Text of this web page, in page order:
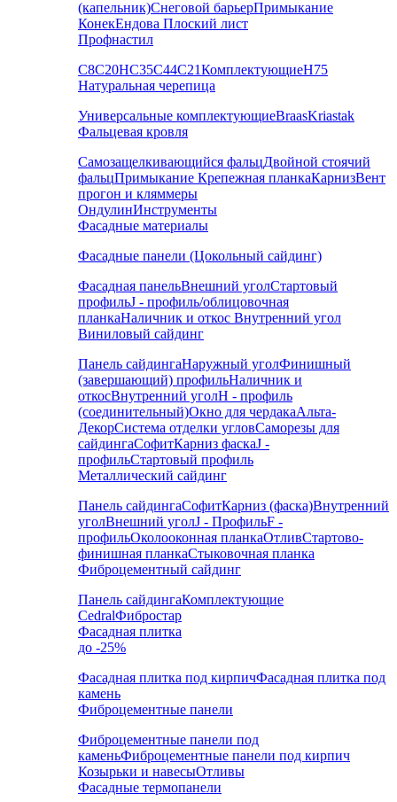
(капельник)Снеговой барьерПримыкание
КонекЕндова Плоский лист
Профнастил
С8С20НС35С44С21КомплектующиеН75
Натуральная черепица
Универсальные комплектующиеBraasKriastak
Фальцевая кровля
Самозащелкивающийся фальцДвойной стоячий
фальцПримыкание Крепежная планкаКарнизВент
прогон и кляммеры
ОндулинИнструменты
Фасадные материалы
Фасадные панели (Цокольный сайдинг)
Фасадная панельВнешний уголСтартовый
профильJ - профиль/облицовочная
планкаНаличник и откос Внутренний угол
Виниловый сайдинг
Панель сайдингаНаружный уголФинишный
(завершающий) профильНаличник и
откосВнутренний уголH - профиль
(соединительный)Окно для чердакаАльта-
ДекорСистема отделки угловСаморезы для
сайдингаСофитКарниз фаскаJ -
профильСтартовый профиль
Металлический сайдинг
Панель сайдингаСофитКарниз (фаска)Внутренний
уголВнешний уголJ - ПрофильF -
профильОколооконная планкаОтливСтартово-
финишная планкаСтыковочная планка
Фиброцементный сайдинг
Панель сайдингаКомплектующие
CedralФибростар
Фасадная плитка
до -25%
Фасадная плитка под кирпичФасадная плитка под
камень
Фиброцементные панели
Фиброцементные панели под
каменьФиброцементные панели под кирпич
Козырьки и навесыОтливы
Фасадные термопанели